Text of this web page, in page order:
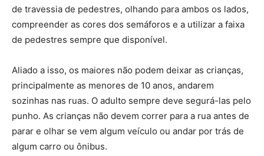
de travessia de pedestres, olhando para ambos os lados,
compreender as cores dos semáforos e a utilizar a faixa
de pedestres sempre que disponível.
Aliado a isso, os maiores não podem deixar as crianças,
principalmente as menores de 10 anos, andarem
sozinhas nas ruas. O adulto sempre deve segurá-las pelo
punho. As crianças não devem correr para a rua antes de
parar e olhar se vem algum veículo ou andar por trás de
algum carro ou ônibus.